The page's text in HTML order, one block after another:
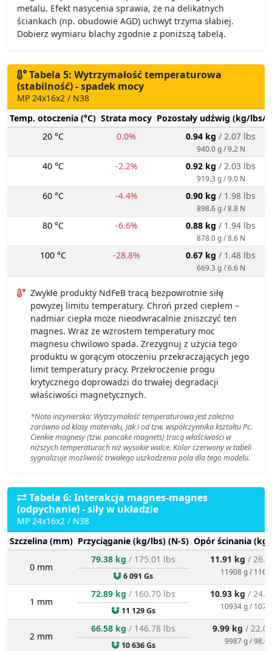
metalu. Efekt nasycenia sprawia, że na delikatnych
ściankach (np. obudowie AGD) uchwyt trzyma słabiej.
Dobierz wymiaru blachy zgodnie z poniższą tabelą.
Tabela 5: Wytrzymałość temperaturowa
(stabilność) - spadek mocy
MP 24x16x2 / N38
Temp. otoczenia (°C) Strata mocy Pozostały udźwig (kg/lbs/
20 °C
0.0% 0.94 kg / 2.07 lbs
940.0 g / 9.2 N
40 °C -2.2% 0.92 kg / 2.03 lbs
919.3 g / 9.0 N
60 °C -4.4% 0.90 kg / 1.98 lbs
898.6 g / 8.8 N
80 °C -6.6% 0.88 kg / 1.94 lbs
878.0 g / 8.6 N
100 °C -28.8% 0.67 kg / 1.48 lbs
669.3 g / 6.6 N
Zwykłe produkty NdFeB tracą bezpowrotnie siłę
powyżej limitu temperatury. Chroń przed ciepłem –
nadmiar ciepła może nieodwracalnie zniszczyć ten
magnes. Wraz ze wzrostem temperatury moc
magnesu chwilowo spada. Zrezygnuj z użycia tego
produktu w gorącym otoczeniu przekraczających jego
limit temperatury pracy. Przekroczenie progu
krytycznego doprowadzi do trwałej degradacji
właściwości magnetycznych.
*Nota inżynierska: Wytrzymałość temperaturowa jest zależna
zarówno od klasy materiału, jak i od tzw. współczynnika kształtu Pc.
Cienkie magnesy (tzw. pancake magnets) tracą właściwości w
niższych temperaturach niż wysokie walce. Kolor czerwony w tabeli
sygnalizuje możliwość trwałego uszkodzenia pola dla tego modelu.
Tabela 6: Interakcja magnes-magnes
(odpychanie) - siły w układzie
MP 24x16x2 / N38
Szczelina (mm) Przyciąganie (kg/lbs) (N-S) Opór ścinania
0 mm
79.38 kg / 175.01 lbs
6 091 Gs
11.91 kg /
11908 g /
1 mm
72.89 kg / 160.70 lbs
11 129 Gs
10.93 kg /
10934 g /
2 mm
66.58 kg / 146.78 lbs
10 636 Gs
9.99 kg /
9987 g / 98.0